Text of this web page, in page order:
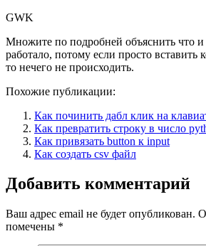
GWK
Множите по подробней объяснить что и
работало, потому если просто вставить
то нечего не происходить.
Похожие публикации:
Как починить дабл клик на
Как превратить строку в число
Как привязать button к input
Как создать csv файл
Добавить комментарий
Ваш адрес email не будет опубликован.
помечены *